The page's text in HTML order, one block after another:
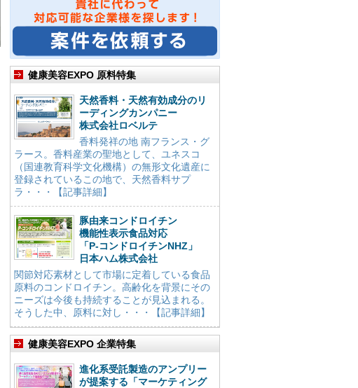
健康美容EXPO 原料特集
天然香料・天然有効成分のリ
ーディングカンパニー
株式会社ロベルテ
香料発祥の地 南フランス・グ
ラース。香料産業の聖地として、ユネスコ
（国連教育科学文化機構）の無形文化遺産に
登録されているこの地で、天然香料サプ
ラ・・・【記事詳細】
豚由来コンドロイチン
機能性表示食品対応
「P-コンドロイチンNHZ」
日本ハム株式会社
関節対応素材として市場に定着している食品
原料のコンドロイチン。高齢化を背景にその
ニーズは今後も持続することが見込まれる。
そうした中、原料に対し・・・【記事詳細】
健康美容EXPO 企業特集
進化系受託製造のアンプリー
が提案する「マーケティング